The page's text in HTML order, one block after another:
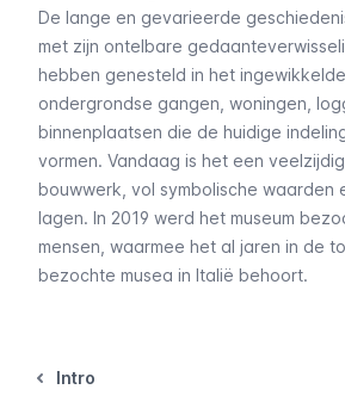
De lange en gevarieerde
met zijn ontelbare
hebben genesteld in het
ondergrondse gangen, woningen,
binnenplaatsen die de huidige
vormen. Vandaag is het een
bouwwerk, vol symbolische waarden
lagen. In 2019 werd het museum
mensen, waarmee het al jaren in de
bezochte musea in Italië behoort.
Intro